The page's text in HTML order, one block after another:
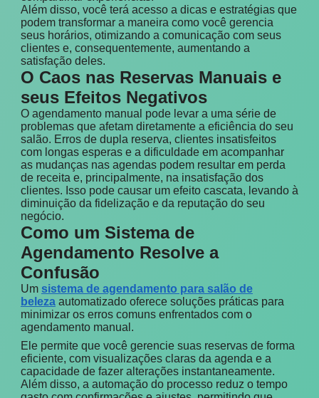
Além disso, você terá acesso a dicas e estratégias que
podem transformar a maneira como você gerencia
seus horários, otimizando a comunicação com seus
clientes e, consequentemente, aumentando a
satisfação deles.
O Caos nas Reservas Manuais e
seus Efeitos Negativos
O agendamento manual pode levar a uma série de
problemas que afetam diretamente a eficiência do seu
salão. Erros de dupla reserva, clientes insatisfeitos
com longas esperas e a dificuldade em acompanhar
as mudanças nas agendas podem resultar em perda
de receita e, principalmente, na insatisfação dos
clientes. Isso pode causar um efeito cascata, levando à
diminuição da fidelização e da reputação do seu
negócio.
Como um Sistema de
Agendamento Resolve a
Confusão
Um sistema de agendamento para salão de
belezaautomatizado oferece soluções práticas para
minimizar os erros comuns enfrentados com o
agendamento manual.
Ele permite que você gerencie suas reservas de forma
eficiente, com visualizações claras da agenda e a
capacidade de fazer alterações instantaneamente.
Além disso, a automação do processo reduz o tempo